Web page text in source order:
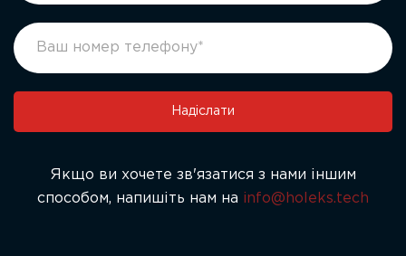
human,
leave
blank.
Надіслати
Якщо ви хочете зв'язатися з нами іншим
способом, напишіть нам на info@holeks.tech